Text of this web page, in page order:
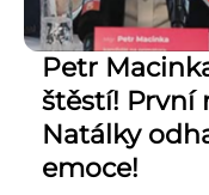
Petr
štěstí! První
Natálky
emoce!